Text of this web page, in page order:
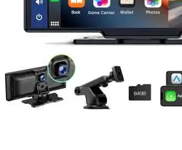
Navigație Mercedes
Navigație Mercedes
Navigație Mercedes
Passat
Navigație Passat B5 5
Navigație Passat B6
Navigație Passat B7
Navigație Passat B8
Navigație Passat CC